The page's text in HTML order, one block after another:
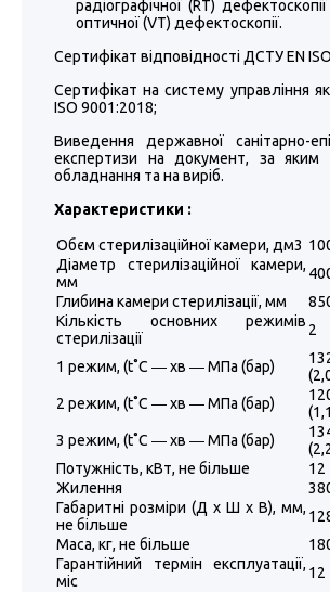
радіографічної (RT)
оптичної (VT) дефектоскопії.
Сертифікат відповідності ДСТУ EN
Сертифікат на систему управління
ISO 9001:2018;
Виведення державної санітарно-
експертизи на документ, за яким
обладнання та на виріб.
Характеристики :
Обєм стерилізаційної камери, дм3
Діаметр стерилізаційної камери,
мм
Глибина камери стерилізації, мм
Кількість основних режимів
стерилізації
2
1 режим, (t˚C ― хв ― МПа (бар)
2 режим, (t˚C ― хв ― МПа (бар)
3 режим, (t˚C ― хв ― МПа (бар)
Потужність, кВт, не більше
12
Жилення
Габаритні розміри (Д х Ш х В), мм,
не більше
Маса, кг, не більше
Гарантійний термін експлуатації,
міс
12